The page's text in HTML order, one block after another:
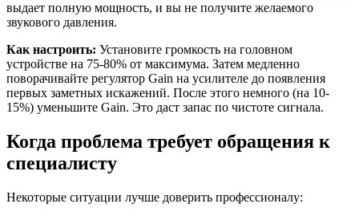
выдает полную мощность, и вы не получите желаемого
звукового давления.
Как настроить: Установите громкость на головном
устройстве на 75-80% от максимума. Затем медленно
поворачивайте регулятор Gain на усилителе до появления
первых заметных искажений. После этого немного (на 10-
15%) уменьшите Gain. Это даст запас по чистоте сигнала.
Когда проблема требует обращения к
специалисту
Некоторые ситуации лучше доверить профессионалу: